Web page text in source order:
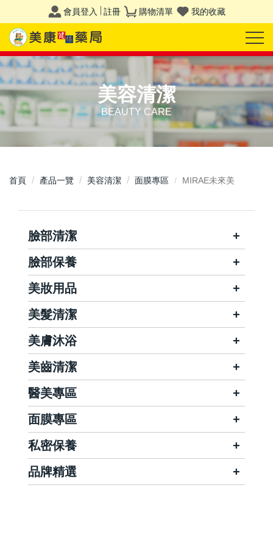
會員登入 註冊 購物清單 我的收藏
美容清潔
BEAUTY CARE
首頁 產品一覽 美容清潔 面膜專區 MIRAE未來美
臉部清潔
臉部保養
美妝用品
美髮清潔
美膚沐浴
美齒清潔
醫美專區
面膜專區
私密保養
品牌精選